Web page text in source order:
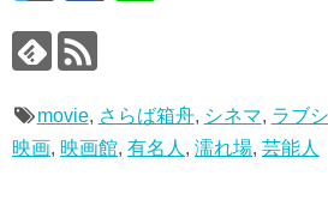
movie, さらば箱舟, シネマ, ラブ
映画, 映画館, 有名人 , 濡れ場, 芸能人